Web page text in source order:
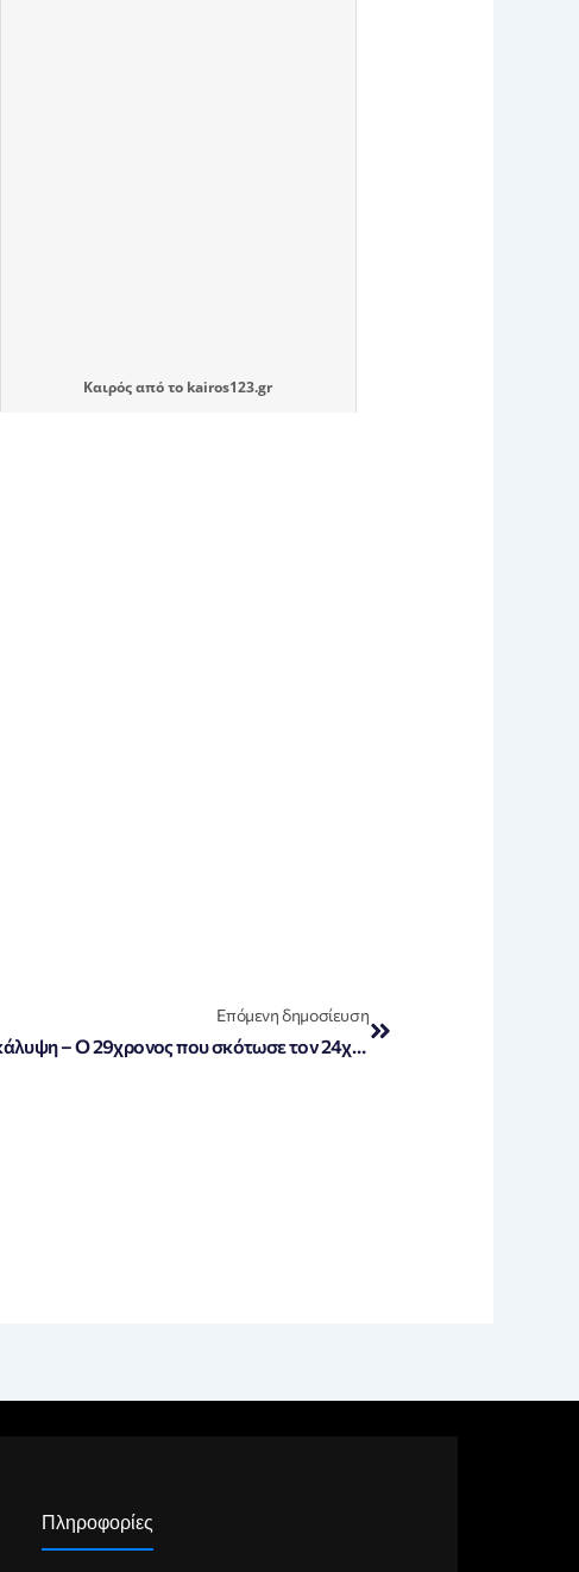
Καιρόςαπό το kairos123.gr
Επόμενη δημοσίευση
Λούτσα: Σοκαριστική αποκάλυψη – Ο 29χρονος που σκότωσε τον 24χρονο της οικογένειας «Leonidas» οδηγούσε υπό την επήρεια κάνναβης!
Πληροφορίες